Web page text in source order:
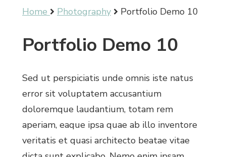
Home Photography Portfolio Demo 10
Portfolio Demo 10
Sed ut perspiciatis unde omnis iste natus
error sit voluptatem accusantium
doloremque laudantium, totam rem
aperiam, eaque ipsa quae ab illo inventore
veritatis et quasi architecto beatae vitae